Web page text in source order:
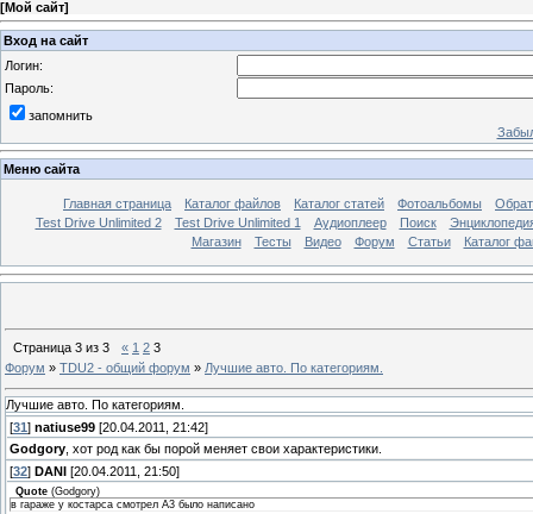
[Мой сайт]
Вход на сайт
Логин:
Пароль:
запомнить
Меню сайта
Главная страница Каталог файлов Каталог статей Фотоальбомы
Test Drive Unlimited 2
Test Drive Unlimited 1 Аудиоплеер Поиск
Магазин
Тесты Видео Форум Статьи Каталог
Страница 3 из 3 « 1 2 3
Форум » TDU2 - общий форум » Лучшие авто. По категориям.
Лучшие авто. По категориям.
[31 ] natiuse99 [20.04.2011, 21:42]
Godgory , хот род как бы порой меняет свои характеристики.
[32] DANI [20.04.2011, 21:50]
Quote (Godgory)
в гараже у костарса смотрел А3 было написано